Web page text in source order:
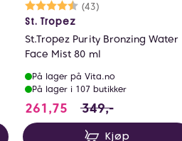
Karakter:
(43)
4.5 av 5 mulige
St. Tropez
St.Tropez Purity Bronzing Water
Face Mist 80 ml
På lager på Vita.no
På lager i 107 butikker
261,75 261.75 i stedet for
349,-
Kjøp